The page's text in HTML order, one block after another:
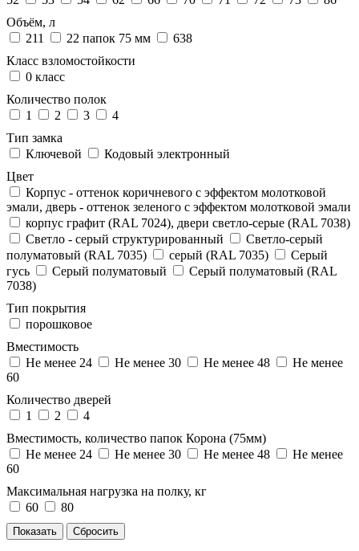
Объём, л
211
22 папок 75 мм
638
Класс взломостойкости
0 класс
Количество полок
1
2 3
4
Тип замка
Ключевой
Кодовый электронный
Цвет
Корпус - оттенок коричневого с эффектом молотковой
эмали, дверь - оттенок зеленого с эффектом молотковой эмали
корпус графит (RAL 7024), двери светло-серые (RAL 7038)
Светло - серый структурированный
Светло-серый
полуматовый (RAL 7035)
серый (RAL 7035)
Серый
гусь
Серый полуматовый
Серый полуматовый (RAL
7038)
Тип покрытия
порошковое
Вместимость
Не менее 24
Не менее 30 Не менее 48
Не менее
60
Количество дверей
1
2
4
Вместимость, количество папок Корона (75мм)
Не менее 24
Не менее 30 Не менее 48
Не менее
60
Максимальная нагрузка на полку, кг
60
80